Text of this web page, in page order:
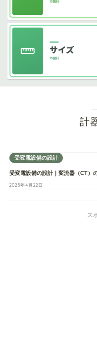
計
受変電設備の設計
受変電設備の設計｜変流器（CT）
2025年4月22日
ス